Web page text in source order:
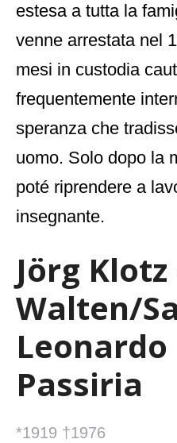
estesa a tutta la
venne arrestata nel
mesi in custodia
frequentemente
speranza che
uomo. Solo dopo la
poté riprendere a
insegnante.
Jörg Klotz
Walten/
Leonardo
Passiria
*1919 †1976